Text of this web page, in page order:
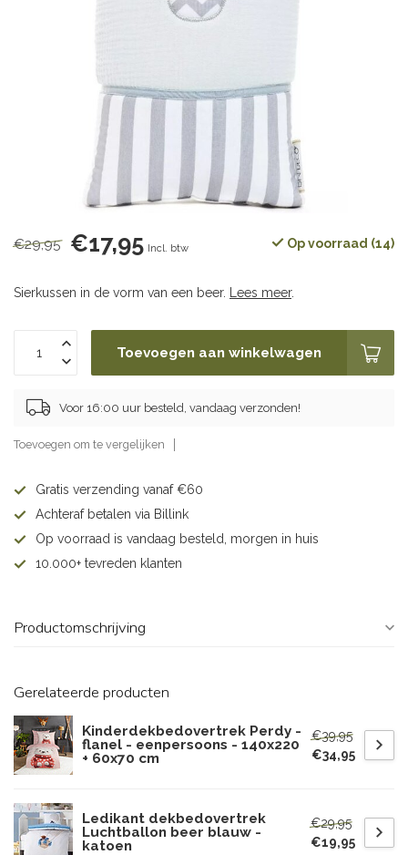
€29,95 €17,95 Incl. btw Op voorraad (14)
Sierkussen in de vorm van een beer. Lees meer.
Toevoegen aan winkelwagen
Voor 16:00 uur besteld, vandaag verzonden!
Toevoegen om te vergelijken
Gratis verzending vanaf €60
Achteraf betalen via Billink
Op voorraad is vandaag besteld, morgen in huis
10.000+ tevreden klanten
Productomschrijving
Gerelateerde producten
Kinderdekbedovertrek Perdy -
flanel - eenpersoons - 140x220
+ 60x70 cm
€39,95
€34,95
Ledikant dekbedovertrek
Luchtballon beer blauw -
katoen
€29,95
€19,95